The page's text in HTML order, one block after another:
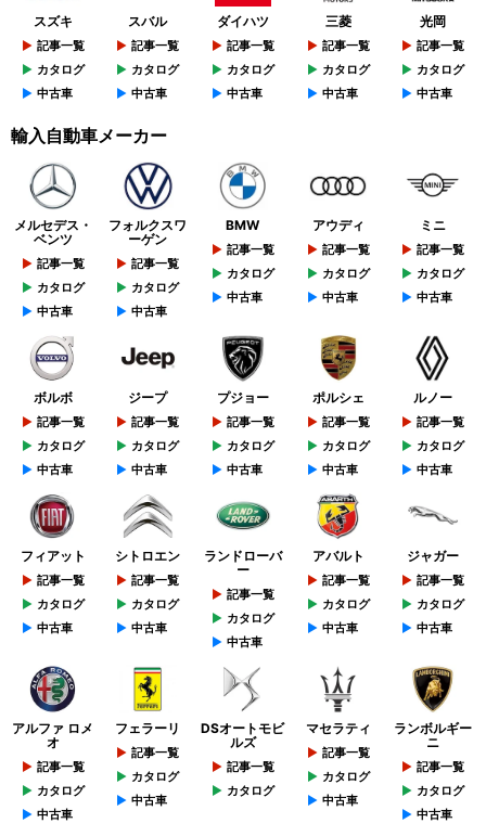
スズキ
記事一覧
カタログ
中古車
スバル
記事一覧
カタログ
中古車
ダイハツ
記事一覧
カタログ
中古車
三菱
記事一覧
カタログ
中古車
光岡
記事一覧
カタログ
中古車
輸入自動車メーカー
メルセデス・
ベンツ
記事一覧
カタログ
中古車
フォルクスワ
ーゲン
記事一覧
カタログ
中古車
BMW
記事一覧
カタログ
中古車
アウディ
記事一覧
カタログ
中古車
ミニ
記事一覧
カタログ
中古車
ボルボ
記事一覧
カタログ
中古車
ジープ
記事一覧
カタログ
中古車
プジョー
記事一覧
カタログ
中古車
ポルシェ
記事一覧
カタログ
中古車
ルノー
記事一覧
カタログ
中古車
フィアット
記事一覧
カタログ
中古車
シトロエン
記事一覧
カタログ
中古車
ランドローバ
ー
記事一覧
カタログ
中古車
アバルト
記事一覧
カタログ
中古車
ジャガー
記事一覧
カタログ
中古車
アルファ ロメ
オ
記事一覧
カタログ
中古車
フェラーリ
記事一覧
カタログ
中古車
DSオートモビ
ルズ
記事一覧
カタログ
マセラティ
記事一覧
カタログ
中古車
ランボルギー
ニ
記事一覧
カタログ
中古車